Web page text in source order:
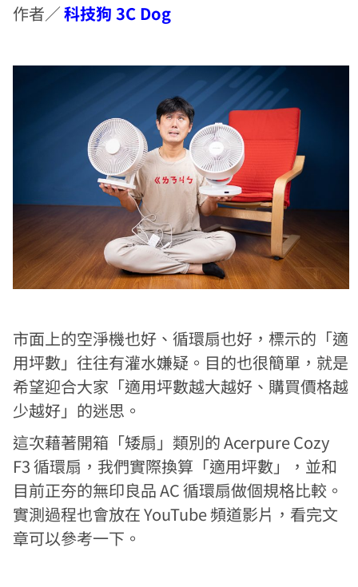
作者／科技狗 3C Dog
市面上的空淨機也好、循環扇也好，標示的「適
用坪數」往往有灌水嫌疑。目的也很簡單，就是
希望迎合大家「適用坪數越大越好、購買價格越
少越好」的迷思。
這次藉著開箱「矮扇」類別的 Acerpure Cozy
F3 循環扇，我們實際換算「適用坪數」，並和
目前正夯的無印良品 AC 循環扇做個規格比較。
實測過程也會放在 YouTube 頻道影片，看完文
章可以參考一下。